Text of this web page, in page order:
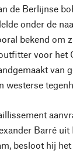
de Berlijnse
onder de
bekend om
voor het
van
westerse
Barré
besloot hij